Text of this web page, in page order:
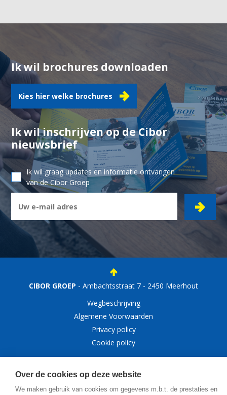
Ik wil brochures downloaden
Kies hier welke brochures
Ik wil inschrijven op de Cibor
nieuwsbrief
Ik wil graag updates en informatie ontvangen
van de Cibor Groep
CIBOR GROEP - Ambachtsstraat 7 - 2450 Meerhout
Wegbeschrijving
Algemene Voorwaarden
Privacy policy
Cookie policy
Over de cookies op deze website
We maken gebruik van cookies om gegevens m.b.t. de prestaties en